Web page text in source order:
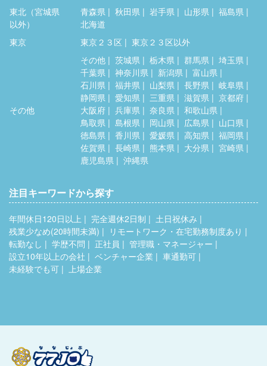
東北（宮城県
以外）
青森県 秋田県 岩手県 山形県
福島県
北海道
東京
東京２３区 東京２３区以外
その他
その他 茨城県 栃木県 群馬県
埼玉県
千葉県
神奈川県 新潟県
富山県
石川県
福井県 山梨県 長野県
岐阜県
静岡県
愛知県 三重県 滋賀県
京都府
大阪府
兵庫県 奈良県
和歌山県
鳥取県
島根県 岡山県 広島県
山口県
徳島県
香川県 愛媛県 高知県
福岡県
佐賀県
長崎県 熊本県 大分県
宮崎県
鹿児島県
沖縄県
注目キーワードから探す
年間休日120日以上 完全週休2日制
土日祝休み
残業少なめ(20時間未満)
リモートワーク・在宅勤務制度あり
転勤なし
学歴不問 正社員
管理職・マネージャー
設立10年以上の会社
ベンチャー企業
車通勤可
未経験でも可
上場企業